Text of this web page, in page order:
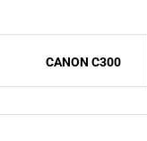
CANON C300